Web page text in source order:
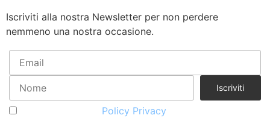
Iscriviti alla nostra Newsletter per non perdere
nemmeno una nostra occasione.
Policy Privacy